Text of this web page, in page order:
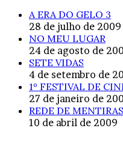
A ERA DO GELO 3
28 de julho de 2009
NO MEU LUGAR
24 de agosto de
SETE VIDAS
4 de setembro de
1º FESTIVAL DE
27 de janeiro de
REDE DE MENTIRAS
10 de abril de 2009